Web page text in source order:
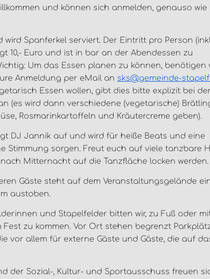
und können sich anmelden, genauso wie
wird Spanferkel serviert. Der Eintritt pro Person
10,- Euro und ist in bar an der Abendessen zu
Um das Essen planen zu können, benötigen
Anmeldung per eMail an sks@gemeinde-
Essen wollen, gibt dies bitte explizit bei
(es wird dann verschiedene (vegetarische)
Rosmarinkartoffeln und Kräutercreme geben).
DJ Jannik auf und wird für heiße Beats und eine
Stimmung sorgen. Freut euch auf viele tanzbare
Mitternacht auf die Tanzfläche locken werden.
Gäste steht auf dem Veranstaltungsgelände
austoben.
und Stapelfelder bitten wir, zu Fuß oder
Fest zu kommen. Vor Ort stehen begrenzt
vor allem für externe Gäste und Gäste, die auf
der Sozial-, Kultur- und Sportausschuss freuen